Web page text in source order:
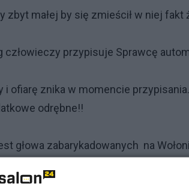
zbyt małej by się zmieścił w niej
człowieczy przypisuje Sprawcę
ofiarę znika w momencie
odrębne!!
głowa zabarykadowanych na
Oni sieją zboczenie na koszt